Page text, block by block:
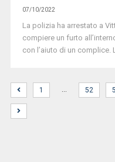
07/10/2022
La polizia ha arrestato a
compiere un furto
con l’aiuto di un complice.
1 … 52